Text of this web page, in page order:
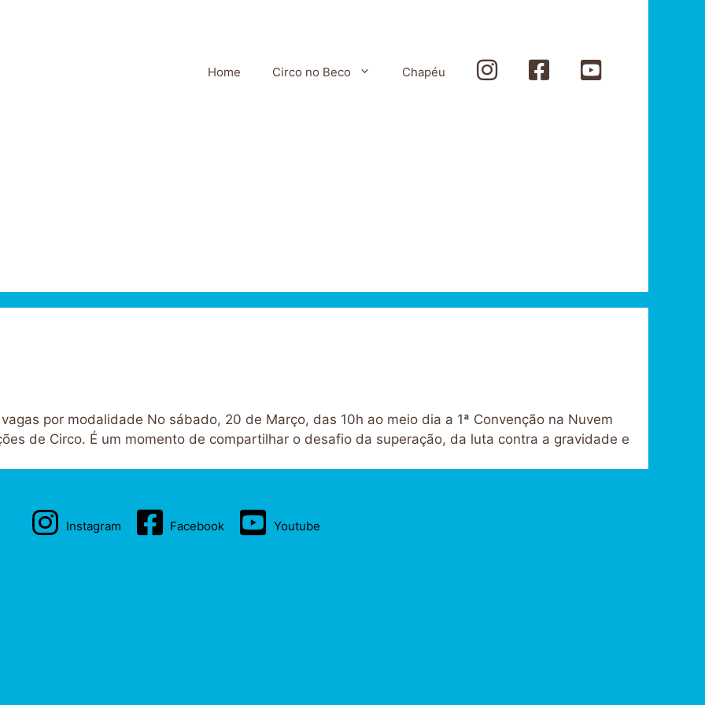
Home Circo no Beco Chapéu Instagram Facebook
por modalidade No sábado, 20 de Março, das 10h ao meio dia a 1ª Convenção na Nuvem
de Circo. É um momento de compartilhar o desafio da superação, da luta contra a gravidade e
Instagram Facebook Youtube